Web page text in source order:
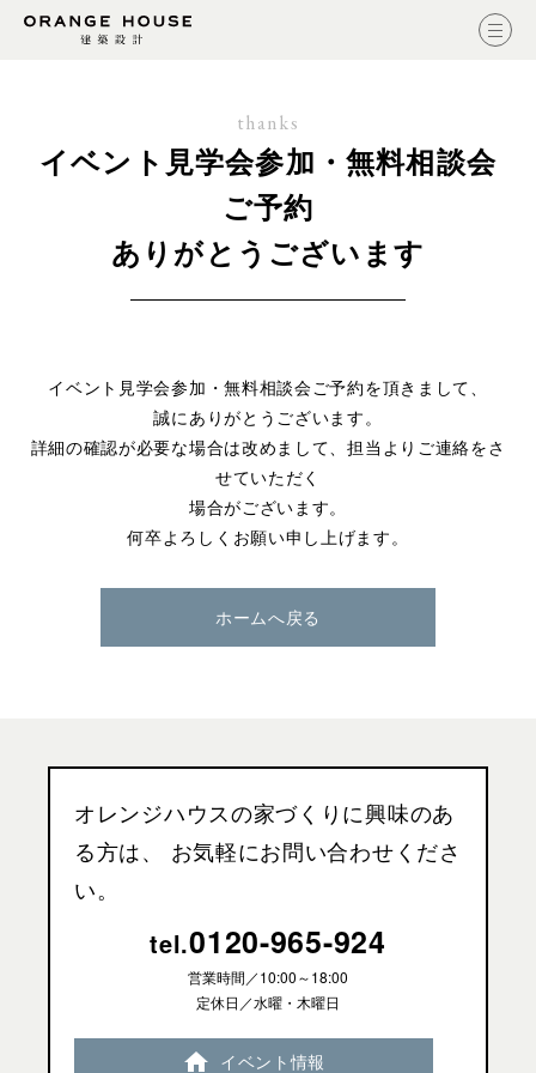
thanks
イベント見学会参加・無料相談会
ご予約
ありがとうございます
イベント見学会参加・無料相談会ご予約を頂きまして、
誠にありがとうございます。
詳細の確認が必要な場合は改めまして、担当よりご連絡をさ
せていただく
場合がございます。
何卒よろしくお願い申し上げます。
ホームへ戻る
オレンジハウスの家づくりに興味のあ
る方は、
お気軽にお問い合わせくださ
い。
tel.0120-965-924
営業時間／10:00～18:00
定休日／水曜・木曜日
イベント情報